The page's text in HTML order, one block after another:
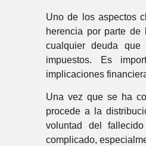
Uno de los aspectos
herencia por parte de
cualquier deuda
impuestos. Es
implicaciones
Una vez que se ha
procede a la
voluntad del
complicado,